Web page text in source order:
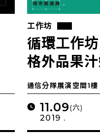
工作坊
循環工作
格外品果
通信分隊展演空間1樓
11.09(六)
2019 .